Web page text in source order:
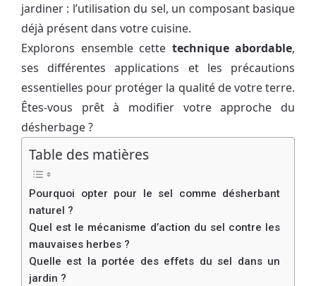
jardiner : l’utilisation du sel, un composant basique
déjà présent dans votre cuisine.
Explorons ensemble cette technique abordable,
ses différentes applications et les précautions
essentielles pour protéger la qualité de votre terre.
Êtes-vous prêt à modifier votre approche du
désherbage ?
Table des matières
Pourquoi opter pour le sel comme désherbant
naturel ?
Quel est le mécanisme d’action du sel contre les
mauvaises herbes ?
Quelle est la portée des effets du sel dans un
jardin ?